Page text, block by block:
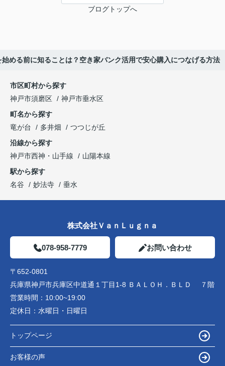
ブログトップへ
める前に知ることは？空き家バンク活用で安心購入につなげる方法
市区町村から探す
神戸市須磨区
神戸市垂水区
町名から探す
竜が台
多井畑
つつじが丘
沿線から探す
神戸市西神・山手線
山陽本線
駅から探す
名谷
妙法寺 垂水
株式会社ＶａｎＬｕｇｎａ
078-958-7779 お問い合わせ
〒652-0801
兵庫県神戸市兵庫区中道通１丁目1-8 ＢＡＬＯＨ．ＢＬＤ ７階
営業時間： 10:00~19:00
定休日： 水曜日・日曜日
トップページ
お客様の声